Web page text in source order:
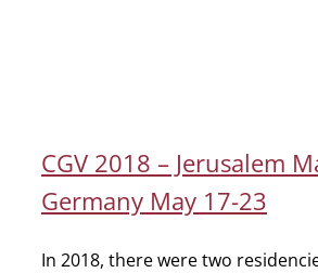
CGV 2018 – Jerusalem
Germany May 17-23
In 2018, there were two